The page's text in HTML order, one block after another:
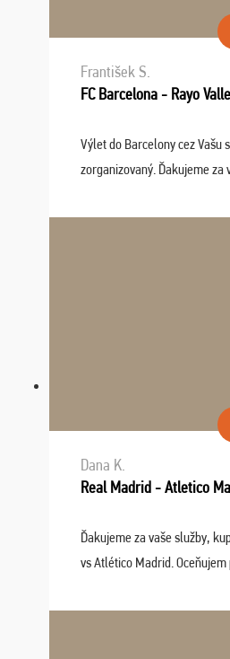
František S.
FC Barcelona - Rayo
Výlet do Barcelony cez Vašu
zorganizovaný. Ďakujeme za
Dana K.
Real Madrid - Atletico
Ďakujeme za vaše služby,
vs Atlético Madrid.
spokojnosti. Sedenie bolo